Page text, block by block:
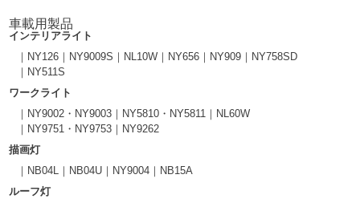
車載用製品
インテリアライト
NY126
NY9009S NL10W NY656 NY909
NY758SD
NY511S
ワークライト
NY9002・NY9003
NY5810・NY5811
NL60W
NY9751・NY9753
NY9262
描画灯
NB04L
NB04U NY9004
NB15A
ルーフ灯